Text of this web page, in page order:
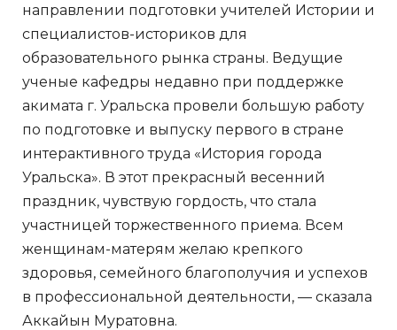
направлении подготовки учителей Истории и
специалистов-историков для
образовательного рынка страны. Ведущие
ученые кафедры недавно при поддержке
акимата г. Уральска провели большую работу
по подготовке и выпуску первого в стране
интерактивного труда «История города
Уральска». В этот прекрасный весенний
праздник, чувствую гордость, что стала
участницей торжественного приема. Всем
женщинам-матерям желаю крепкого
здоровья, семейного благополучия и успехов
в профессиональной деятельности, — сказала
Аккайын Муратовна.